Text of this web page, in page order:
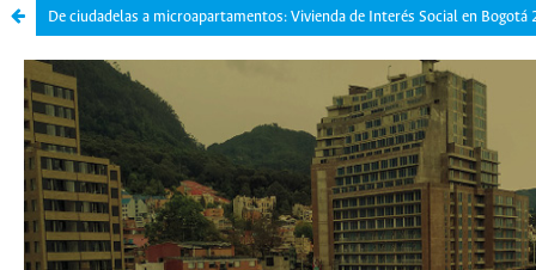
De ciudadelas a microapartamentos: Vivienda de Interés Social en Bogotá